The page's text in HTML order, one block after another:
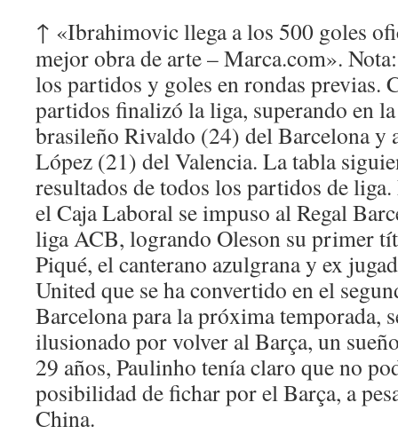
↑ «Ibrahimovic llega a los 500 goles
mejor obra de arte – Marca.com».
los partidos y goles en rondas previas.
partidos finalizó la liga, superando en
brasileño Rivaldo (24) del Barcelona y
López (21) del Valencia. La tabla
resultados de todos los partidos de
el Caja Laboral se impuso al Regal
liga ACB, logrando Oleson su primer
Piqué, el canterano azulgrana y ex
United que se ha convertido en el
Barcelona para la próxima temporada,
ilusionado por volver al Barça, un
29 años, Paulinho tenía claro que no
posibilidad de fichar por el Barça, a
China.